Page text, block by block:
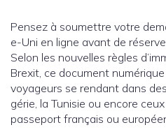
Pensez à soumettre votre
e-Uni en ligne avant de
Selon les nouvelles règles
Brexit, ce document
voyageurs se rendant dans
gérie, la Tunisie ou encore
passeport français ou